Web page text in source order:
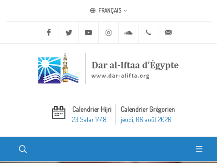
FRANÇAIS
Facebook Twitter Youtube Instagram Soundcloud+20 2 25970400
Calendrier Hijri
23 Safar 1448
Calendrier Grégorien
jeudi, 06 août 2026